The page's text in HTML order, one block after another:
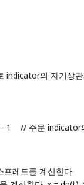
indicator의 자기상
1 // 주문 indicator
프레드를 계산한다